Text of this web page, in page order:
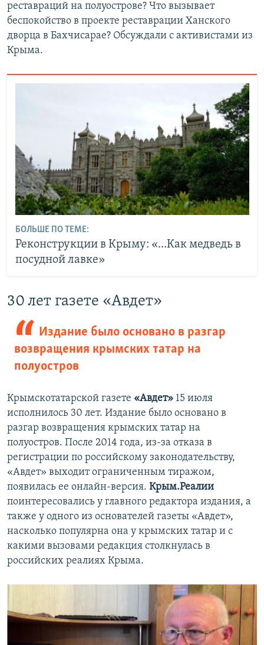
реставраций на полуострове? Что вызывает
беспокойство в проекте реставрации Ханского
дворца в Бахчисарае? Обсуждали с активистами из
Крыма.
БОЛЬШЕ ПО ТЕМЕ:
Реконструкции в Крыму: «...Как медведь в
посудной лавке»
30 лет газете «Авдет»
Издание было основано в разгар
возвращения крымских татар на
полуостров
Крымскотатарской газете «Авдет» 15 июля
исполнилось 30 лет. Издание было основано в
разгар возвращения крымских татар на
полуостров. После 2014 года, из-за отказа в
регистрации по российскому законодательству,
«Авдет» выходит ограниченным тиражом,
появилась ее онлайн-версия. Крым.Реалии
поинтересовались у главного редактора издания, а
также у одного из основателей газеты «Авдет»,
насколько популярна она у крымских татар и с
какими вызовами редакция столкнулась в
российских реалиях Крыма.